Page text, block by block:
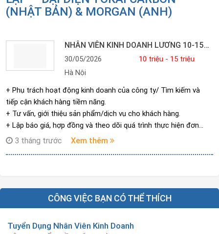
(NHẬT BẢN) & MORGAN (ANH)
NHÂN VIÊN KINH DOANH LƯƠNG 10-15TR/1 THÁNG
30/05/2026
10 triệu - 15 triệu
Hà Nội
+ Phụ trách hoạt động kinh doanh của công ty/ Tìm kiếm và
tiếp cận khách hàng tiềm năng.
+ Tư vấn, giới thiệu sản phẩm/dịch vụ cho khách hàng.
+ Lập báo giá, hợp đồng và theo dõi quá trình thực hiện đơn
hàng.
+ Báo cáo doanh số, tình hình khách hàng cho cấp quản lý.
3 tháng trước Xem thêm
CÔNG VIỆC BẠN CÓ THỂ THÍCH
Tuyển Dụng Nhân Viên Kinh Doanh